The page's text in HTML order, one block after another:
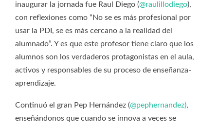
inaugurar la jornada fue Raul Diego (@raulillodiego),
con reflexiones como “No se es más profesional por
usar la PDI, se es más cercano a la realidad del
alumnado”. Y es que este profesor tiene claro que los
alumnos son los verdaderos protagonistas en el aula,
activos y responsables de su proceso de enseñanza-
aprendizaje.
Continuó el gran Pep Hernández (@pephernandez),
enseñándonos que cuando se innova a veces se